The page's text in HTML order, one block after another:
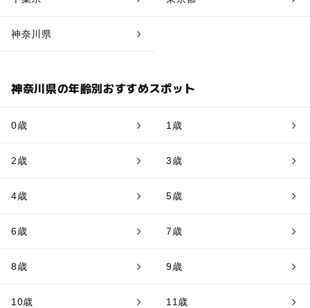
神奈川県
神奈川県の年齢別おすすめスポット
0歳 1歳
2歳 3歳
4歳 5歳
6歳 7歳
8歳 9歳
10歳 11歳